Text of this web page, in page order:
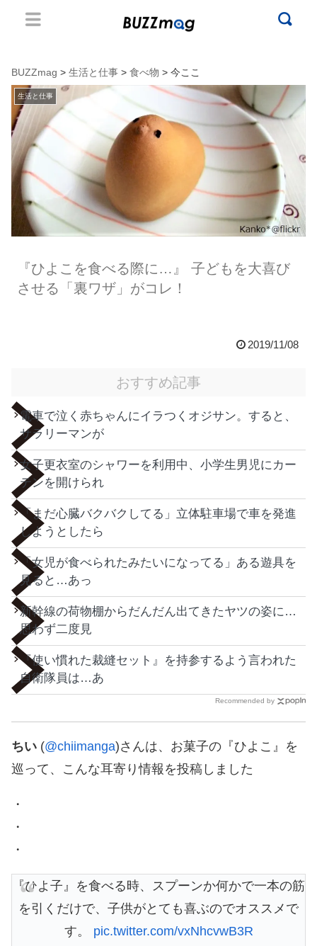
BUZZmag > 生活と仕事 > 食べ物 > 今ここ
生活と仕事
『ひよこを食べる際に…』 子どもを大喜び
させる「裏ワザ」がコレ！
2019/11/08
おすすめ記事
電車で泣く赤ちゃんにイラつくオジサン。すると、
サラリーマンが
女子更衣室のシャワーを利用中、小学生男児にカー
テンを開けられ
「まだ心臓バクバクしてる」立体駐車場で車を発進
しようとしたら
「女児が食べられたみたいになってる」ある遊具を
見ると…あっ
新幹線の荷物棚からだんだん出てきたヤツの姿に…
思わず二度見
『使い慣れた裁縫セット』を持参するよう言われた
自衛隊員は…あ
Recommended by
ちい (@chiimanga)さんは、お菓子の『ひよこ』を
巡って、こんな耳寄り情報を投稿しました
・
・
・
『ひよ子』を食べる時、スプーンか何かで一本の筋
を引くだけで、子供がとても喜ぶのでオススメで
す。 pic.twitter.com/vxNhcvwB3R